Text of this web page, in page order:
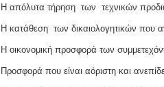
Η απόλυτα τήρηση των τεχνικών
Η κατάθεση των δικαιολογητικών
Η οικονομική προσφορά των
Προσφορά που είναι αόριστη